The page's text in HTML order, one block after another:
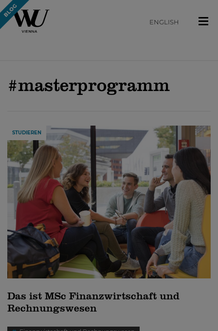
ENGLISH
#masterprogramm
STUDIEREN
Das ist MSc Finanzwirtschaft und
Rechnungswesen